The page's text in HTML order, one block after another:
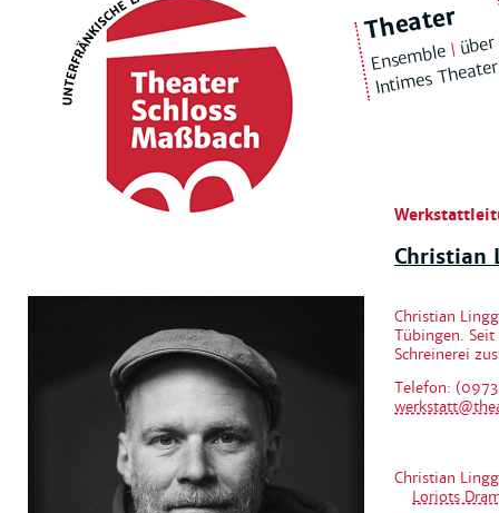
Christian
Christian
Tübingen.
Schreinerei
Telefon:
Christian
Loriots
Theater
Ensemble|
Intimes Theater